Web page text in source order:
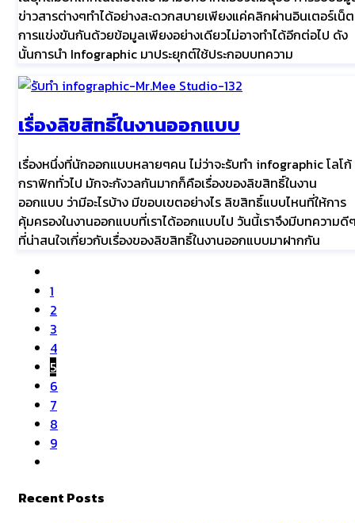
ข่าวสารต่างๆทำได้อย่างสะดวกสบายเพียงแค่คลิกผ่านอินเตอร์เน็ต
การแข่งขันกันด้วยข้อมูลเพียงอย่างเดียวไม่อาจทำได้อีกต่อไป ดัง
นั้นการนำ Infographic มาประยุกต์ใช้ประกอบบทความ
เรื่องลิขสิทธิ์ในงานออกแบบ
เรื่องหนึ่งที่นักออกแบบหลายๆคน ไม่ว่าจะรับทำ infographic โลโก้
กราฟิกทั่วไป มักจะกังวลกันมากก็คือเรื่องของลิขสิทธิ์ในงาน
ออกแบบ ว่ามีอะไรบ้าง มีขอบเขตอย่างไร ลิขสิทธิ์แบบไหนที่ให้การ
คุ้มครองในงานออกแบบที่เราได้ออกแบบไป วันนี้เราจึงมีบทความดี
ที่น่าสนใจเกี่ยวกับเรื่องของลิขสิทธิ์ในงานออกแบบมาฝากกัน
1
2
3
4
5
6
7
8
9
Recent Posts